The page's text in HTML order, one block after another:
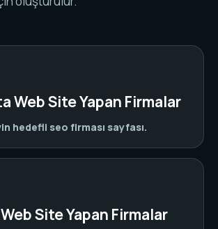
Web Site Yapan Firmalar
hedefli seo firması sayfası.
Site Yapan Firmalar